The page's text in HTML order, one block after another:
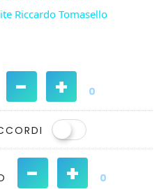
Riccardo Tomasello
- + 0
- + 0